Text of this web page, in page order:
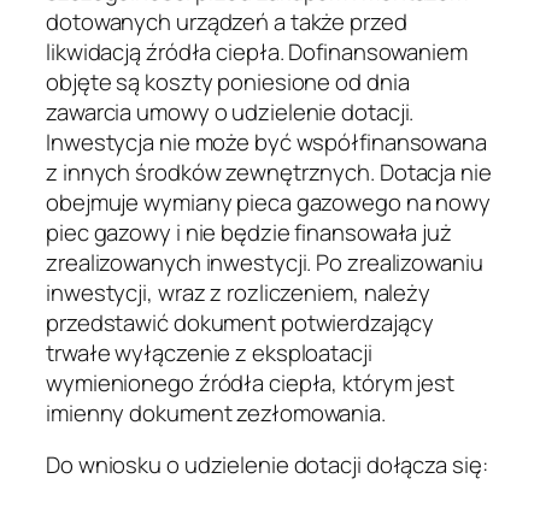
dotowanych urządzeń a także przed
likwidacją źródła ciepła. Dofinansowaniem
objęte są koszty poniesione od dnia
zawarcia umowy o udzielenie dotacji.
Inwestycja nie może być współfinansowana
z innych środków zewnętrznych. Dotacja nie
obejmuje wymiany pieca gazowego na nowy
piec gazowy i nie będzie finansowała już
zrealizowanych inwestycji. Po zrealizowaniu
inwestycji, wraz z rozliczeniem, należy
przedstawić dokument potwierdzający
trwałe wyłączenie z eksploatacji
wymienionego źródła ciepła, którym jest
imienny dokument zezłomowania.
Do wniosku o udzielenie dotacji dołącza się: